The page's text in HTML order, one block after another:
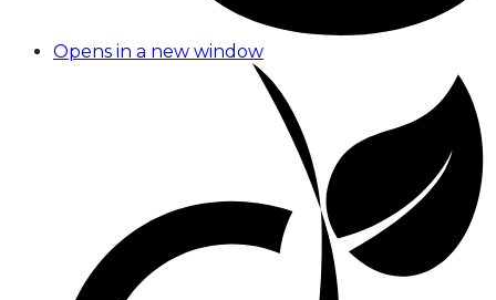
Opens in a new window